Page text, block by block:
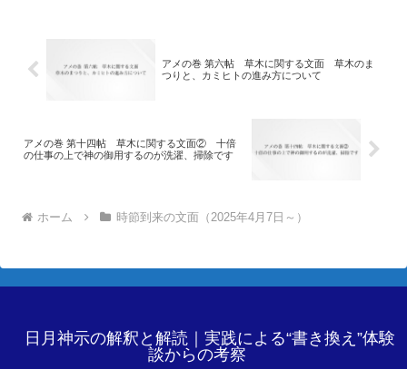
アメの巻 第六帖 草木に関する文面 草木のま
つりと、カミヒトの進み方について
アメの巻 第十四帖 草木に関する文面② 十倍
の仕事の上で神の御用するのが洗濯、掃除です
ホーム 時節到来の文面（2025年4月7日～）
日月神示の解釈と解読｜実践による“書き換え”体験
談からの考察